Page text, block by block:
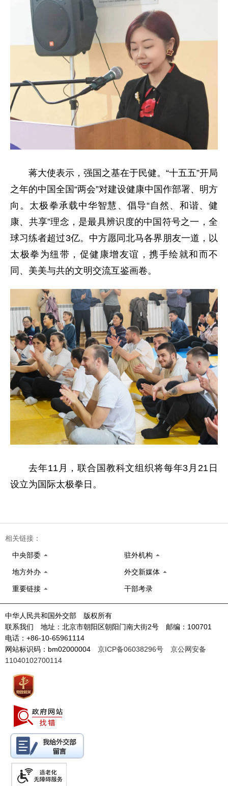
蒋大使表示，强国之基在于民健。“十五五”开局
之年的中国全国“两会”对建设健康中国作部署、明方
向。太极拳承载中华智慧、倡导“自然、和谐、健
康、共享”理念，是最具辨识度的中国符号之一，全
球习练者超过3亿。中方愿同北马各界朋友一道，以
太极拳为纽带，促健康增友谊，携手绘就和而不
同、美美与共的文明交流互鉴画卷。
去年11月，联合国教科文组织将每年3月21日
设立为国际太极拳日。
相关链接：
中央部委 驻外机构
地方外办 外交新媒体
重要链接 干部考录
中华人民共和国外交部 版权所有
联系我们 地址：北京市朝阳区朝阳门南大街2号 邮编：100701
电话：+86-10-65961114
网站标识码：bm02000004 京ICP备06038296号
京公网安备
11040102700114